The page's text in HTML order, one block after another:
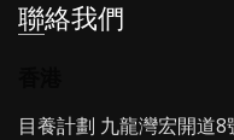
聯絡我們
目養計劃 九龍灣宏開道